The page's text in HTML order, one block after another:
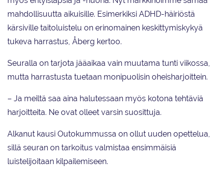
mahdollisuutta aikuisille. Esimerkiksi ADHD-häiriöstä
kärsiville taitoluistelu on erinomainen keskittymiskykyä
tukeva harrastus, Åberg kertoo.
Seuralla on tarjota jääaikaa vain muutama tunti viikossa,
mutta harrastusta tuetaan monipuolisin oheisharjoittein.
– Ja meiltä saa aina halutessaan myös kotona tehtäviä
harjoitteita. Ne ovat olleet varsin suosittuja.
Alkanut kausi Outokummussa on ollut uuden opettelua,
sillä seuran on tarkoitus valmistaa ensimmäisiä
luistelijoitaan kilpailemiseen.